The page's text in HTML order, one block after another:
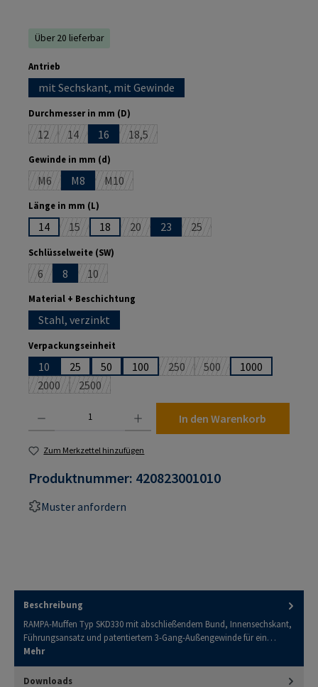
Über 20 lieferbar
Antrieb
mit Sechskant, mit Gewinde
Durchmesser in mm (D)
12(Diese Option ist zurzeit nicht verfügbar.)
14(Diese Option ist zurzeit nicht verfügbar.)
16 18,5(Diese Option ist zurzeit nicht verfügbar.)
Gewinde in mm (d)
M6(Diese Option ist zurzeit nicht verfügbar.)
M8 M10(Diese Option ist zurzeit nicht verfügbar.)
Länge in mm (L)
14 15(Diese Option ist zurzeit nicht verfügbar.)
18 20(Diese Option ist zurzeit nicht verfügbar.)
23 25(Diese Option ist zurzeit
Schlüsselweite (SW)
6(Diese Option ist zurzeit nicht verfügbar.)
8 10(Diese Option ist zurzeit nicht verfügbar.)
Material + Beschichtung
Stahl, verzinkt
Verpackungseinheit
10 25 50 100 250(Diese Option ist zurzeit nicht
500(Diese Option ist zurzeit
1000
2000(Diese Option ist zurzeit nicht verfügbar.)
2500(Diese Option ist zurzeit nicht verfügbar.)
In den Warenkorb
Zum Merkzettel hinzufügen
Produktnummer: 420823001010
Muster anfordern
Beschreibung
RAMPA-Muffen Typ SKD330 mit abschließendem Bund, Innensechskant,
Führungsansatz und patentiertem 3-Gang-Außengewinde für ein…
Mehr
Downloads